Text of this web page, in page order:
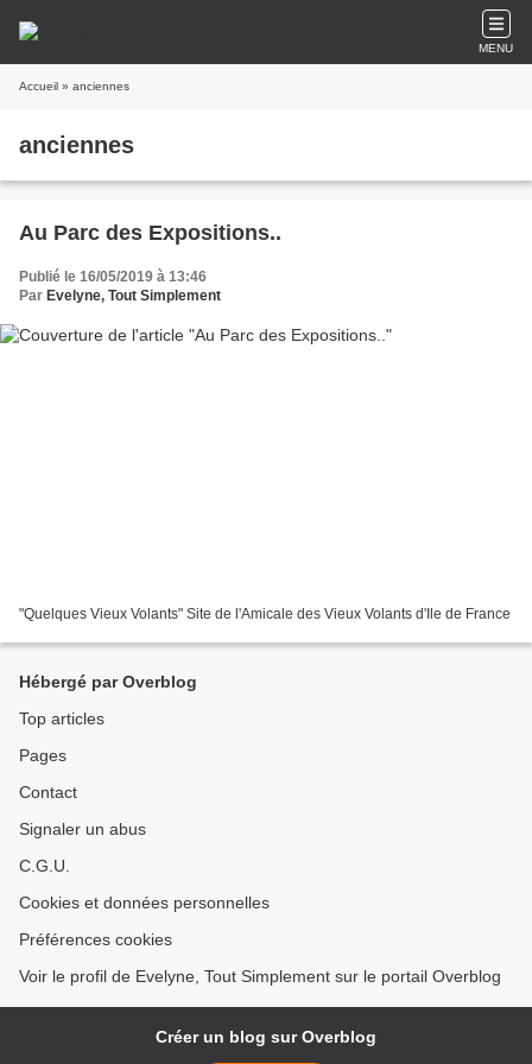
MENU
Accueil » anciennes
anciennes
Au Parc des Expositions..
Publié le 16/05/2019 à 13:46
Par Evelyne, Tout Simplement
"Quelques Vieux Volants" Site de l'Amicale des Vieux Volants d'Ile de France
Hébergé par Overblog
Top articles
Pages
Contact
Signaler un abus
C.G.U.
Cookies et données personnelles
Préférences cookies
Voir le profil de Evelyne, Tout Simplement sur le portail Overblog
Créer un blog sur Overblog